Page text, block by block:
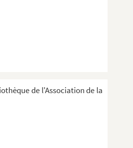
de l'Association de la